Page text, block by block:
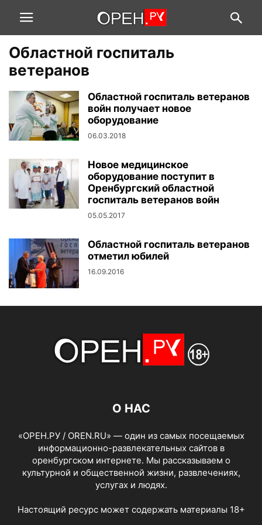
Областной госпиталь
ветеранов
Областной госпиталь ветеранов
войн получает новое
оборудование
06.03.2018
Новое медицинское
оборудование поступит в
Оренбургский областной
госпиталь ветеранов войн
05.05.2017
Областной госпиталь ветеранов
отметил юбилей
16.09.2016
О НАС
«ОРЕН.РУ / OREN.RU» — один из самых посещаемых
информационно-развлекательных сайтов в
оренбургском интернете. Мы рассказываем о
культурной и общественной жизни, развлечениях,
услугах и людях.
Настоящий ресурс может содержать материалы 18+